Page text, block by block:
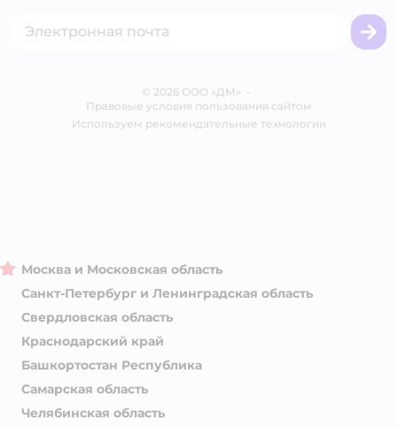
Блог
Корм для собак
© 2026 ООО «ДМ» •
Правовые условия пользования сайтом
Используем рекомендательные технологии
Москва и Московская область
Санкт-Петербург и Ленинградская область
Свердловская область
Краснодарский край
Башкортостан Республика
Самарская область
Челябинская область